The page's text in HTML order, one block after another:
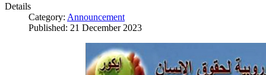
Details
Category: Announcement
Published: 21 December 2023